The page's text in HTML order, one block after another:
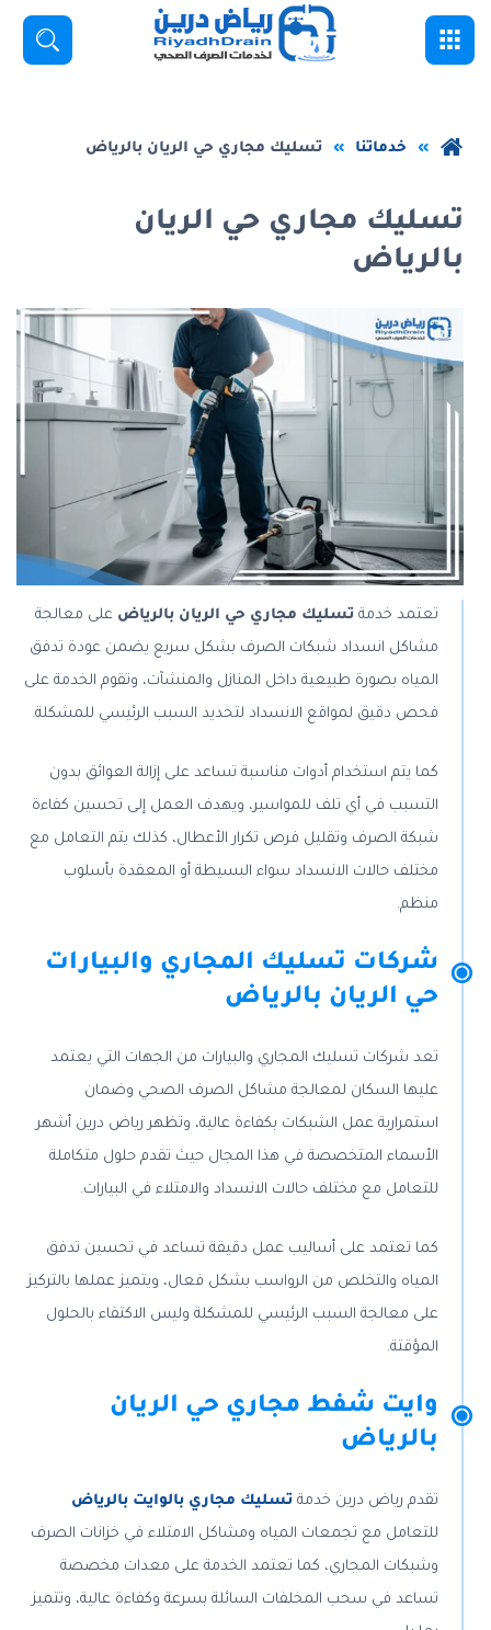
تخطي
الصفحة
الرئيسية
خدماتنا تسليك مجاري حي الريان بالرياض
تسليك مجاري حي الريان
بالرياض
تعتمد خدمة تسليك مجاري حي الريان بالرياض على معالجة
مشاكل انسداد شبكات الصرف بشكل سريع يضمن عودة تدفق
المياه بصورة طبيعية داخل المنازل والمنشآت، وتقوم الخدمة على
فحص دقيق لمواقع الانسداد لتحديد السبب الرئيسي للمشكلة.
كما يتم استخدام أدوات مناسبة تساعد على إزالة العوائق بدون
التسبب في أي تلف للمواسير، ويهدف العمل إلى تحسين كفاءة
شبكة الصرف وتقليل فرص تكرار الأعطال، كذلك يتم التعامل مع
مختلف حالات الانسداد سواء البسيطة أو المعقدة بأسلوب
منظم.
شركات تسليك المجاري والبيارات
حي الريان بالرياض
تعد شركات تسليك المجاري والبيارات من الجهات التي يعتمد
عليها السكان لمعالجة مشاكل الصرف الصحي وضمان
استمرارية عمل الشبكات بكفاءة عالية، وتظهر رياض درين أشهر
الأسماء المتخصصة في هذا المجال حيث تقدم حلول متكاملة
للتعامل مع مختلف حالات الانسداد والامتلاء في البيارات.
كما تعتمد على أساليب عمل دقيقة تساعد في تحسين تدفق
المياه والتخلص من الرواسب بشكل فعال، ويتميز عملها بالتركيز
على معالجة السبب الرئيسي للمشكلة وليس الاكتفاء بالحلول
المؤقتة.
وايت شفط مجاري حي الريان
بالرياض
تقدم رياض درين خدمةتسليك مجاري بالوايت بالرياض
للتعامل مع تجمعات المياه ومشاكل الامتلاء في خزانات الصرف
وشبكات المجاري، كما تعتمد الخدمة على معدات مخصصة
تساعد في سحب المخلفات السائلة بسرعة وكفاءة عالية، وتتميز